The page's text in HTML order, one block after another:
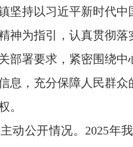
坚持以习近平新时代中
神为指引，认真贯彻落
部署要求，紧密围绕中
息，充分保障人民群众
。
动公开情况。2025年